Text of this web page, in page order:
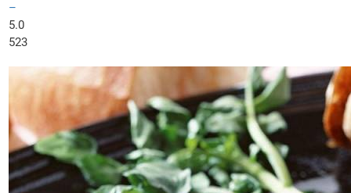
–
5.0
523